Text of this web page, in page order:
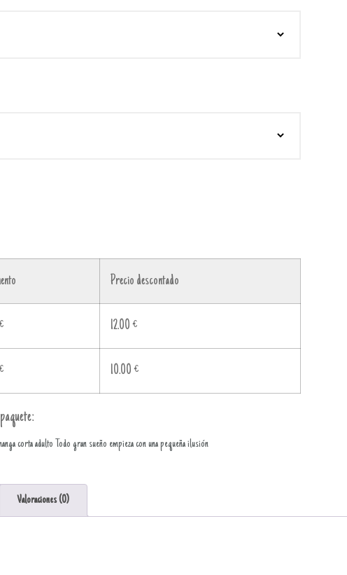
Precio descontado
12.00€
10.00€
corta adulto Todo gran sueño empieza con una pequeña ilusión
Valoraciones (0)